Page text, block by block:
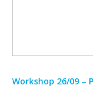
Workshop 26/09 –